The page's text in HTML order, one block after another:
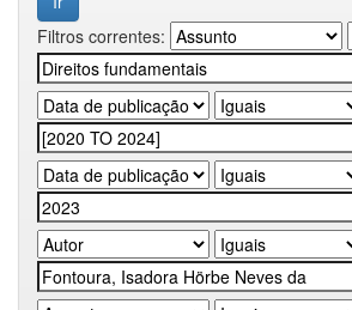
Filtros correntes: